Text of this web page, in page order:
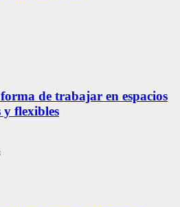
de trabajar en espacios
y flexibles